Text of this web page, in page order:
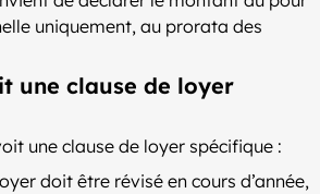
uniquement, au prorata des
une clause de loyer
une clause de loyer spécifique :
doit être révisé en cours d’année,